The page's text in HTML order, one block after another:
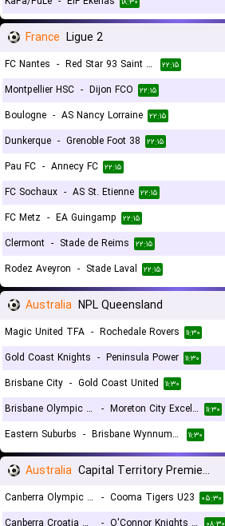
France Ligue 2
FC Nantes - Red Star 93 Saint Ouen ۲۲:۱۵
Montpellier HSC - Dijon FCO ۲۲:۱۵
Boulogne - AS Nancy Lorraine ۲۲:۱۵
Dunkerque - Grenoble Foot 38 ۲۲:۱۵
Pau FC - Annecy FC ۲۲:۱۵
FC Sochaux - AS St. Etienne ۲۲:۱۵
FC Metz - EA Guingamp ۲۲:۱۵
Clermont - Stade de Reims ۲۲:۱۵
Rodez Aveyron - Stade Laval ۲۲:۱۵
Australia NPL Queensland
Magic United TFA - Rochedale Rovers ۱۱:۳۰
Gold Coast Knights - Peninsula Power ۱۱:۳۰
Brisbane City - Gold Coast United ۱۱:۳۰
Brisbane Olympic FC
- Moreton City Excelsior FC ۱۱:۳۰
Eastern Suburbs - Brisbane Wynnum Wolves FC ۱۱:۳۰
Australia Capital Territory Premier League U23
Canberra Olympic U23 - Cooma Tigers U23 ۰۵:۳۰